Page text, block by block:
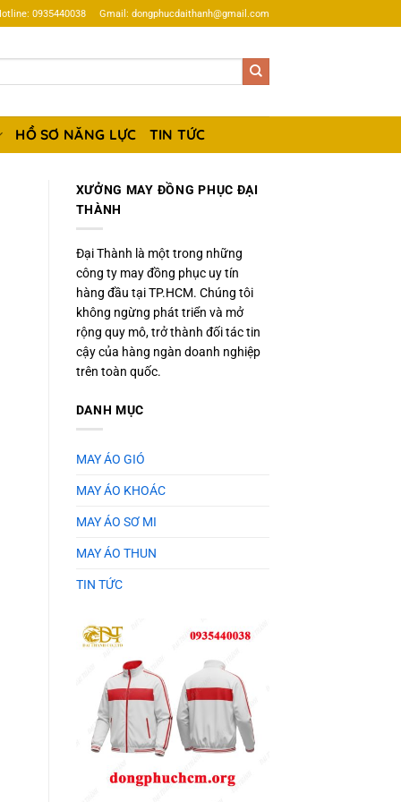
0935440038 Gmail: dongphucdaithanh@gmail.com
HỒ SƠ NĂNG LỰC TIN TỨC
XƯỞNG MAY ĐỒNG PHỤC ĐẠI
THÀNH
Đại Thành là một trong những
công ty may đồng phục uy tín
hàng đầu tại TP.HCM. Chúng tôi
không ngừng phát triển và mở
rộng quy mô, trở thành đối tác tin
cậy của hàng ngàn doanh nghiệp
trên toàn quốc.
DANH MỤC
MAY ÁO GIÓ
MAY ÁO KHOÁC
MAY ÁO SƠ MI
MAY ÁO THUN
TIN TỨC